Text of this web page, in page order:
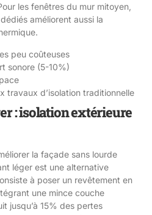
les fenêtres du mur mitoyen,
améliorent aussi la
peu coûteuses
sonore (5-10%)
travaux d’isolation traditionnelle
: isolation extérieure
la façade sans lourde
léger est une alternative
à poser un revêtement en
une mince couche
jusqu’à 15% des pertes